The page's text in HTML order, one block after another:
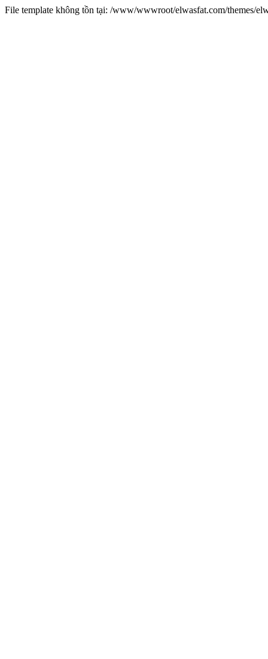
File template không tồn tại: /www/wwwroot/elwasfat.com/themes/